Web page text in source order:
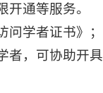
通等服务。
学者证书》；
，可协助开具